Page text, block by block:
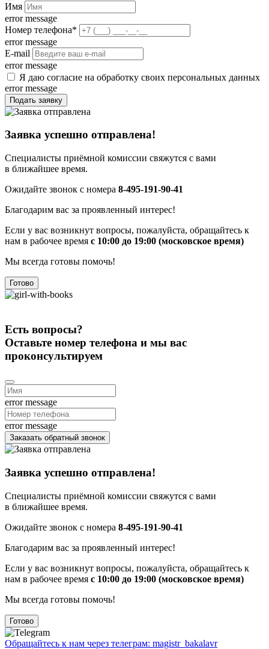
Имя
error message
Номер телефона*
error message
E-mail
error message
Я даю согласие на обработку своих персональных данных
error message
Подать заявку
Заявка успешно отправлена!
Специалисты приёмной комиссии свяжутся с вами
в ближайшее время.
Ожидайте звонок с номера 8-495-191-90-41
Благодарим вас за проявленный интерес!
Если у вас возникнут вопросы, пожалуйста, обращайтесь к
нам в рабочее время с 10:00 до 19:00 (московское время)
Мы всегда готовы помочь!
Готово
Есть вопросы?
Оставьте номер телефона и мы вас
проконсультируем
error message
error message
Заказать обратный звонок
Заявка успешно отправлена!
Специалисты приёмной комиссии свяжутся с вами
в ближайшее время.
Ожидайте звонок с номера 8-495-191-90-41
Благодарим вас за проявленный интерес!
Если у вас возникнут вопросы, пожалуйста, обращайтесь к
нам в рабочее время с 10:00 до 19:00 (московское время)
Мы всегда готовы помочь!
Готово
Обращайтесь к нам через телеграм: magistr_bakalavr